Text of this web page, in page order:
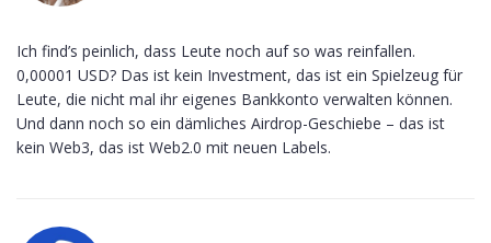
Ich find’s peinlich, dass Leute noch auf so was reinfallen.
0,00001 USD? Das ist kein Investment, das ist ein Spielzeug für
Leute, die nicht mal ihr eigenes Bankkonto verwalten können.
Und dann noch so ein dämliches Airdrop-Geschiebe – das ist
kein Web3, das ist Web2.0 mit neuen Labels.